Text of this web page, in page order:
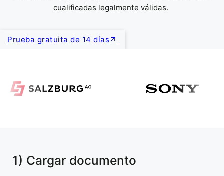
cualificadas legalmente válidas.
Prueba gratuita de 14 días
1) Cargar documento